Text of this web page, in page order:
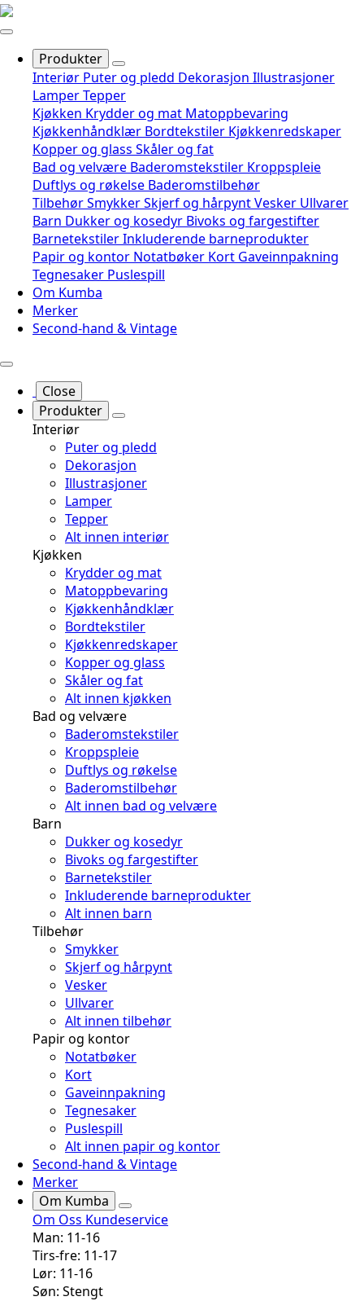
Produkter
Interiør Puter og pledd Dekorasjon Illustrasjoner
LamperTepper
Kjøkken Krydder og mat Matoppbevaring
Kjøkkenhåndklær Bordtekstiler Kjøkkenredskaper
Kopper og glass Skåler og fat
Bad og velvære Baderomstekstiler Kroppspleie
Duftlys og røkelse Baderomstilbehør
TilbehørSmykkerSkjerf og hårpyntVesker Ullvarer
Barn Dukker og kosedyr Bivoks og fargestifter
BarnetekstilerInkluderende barneprodukter
Papir og kontor Notatbøker Kort Gaveinnpakning
Tegnesaker Puslespill
Om Kumba
Merker
Second-hand & Vintage
Close
Produkter
Interiør
Puter og pledd
Dekorasjon
Illustrasjoner
Lamper
Tepper
Alt innen interiør
Kjøkken
Krydder og mat
Matoppbevaring
Kjøkkenhåndklær
Bordtekstiler
Kjøkkenredskaper
Kopper og glass
Skåler og fat
Alt innen kjøkken
Bad og velvære
Baderomstekstiler
Kroppspleie
Duftlys og røkelse
Baderomstilbehør
Alt innen bad og velvære
Barn
Dukker og kosedyr
Bivoks og fargestifter
Barnetekstiler
Inkluderende barneprodukter
Alt innen barn
Tilbehør
Smykker
Skjerf og hårpynt
Vesker
Ullvarer
Alt innen tilbehør
Papir og kontor
Notatbøker
Kort
Gaveinnpakning
Tegnesaker
Puslespill
Alt innen papir og kontor
Second-hand & Vintage
Merker
Om Kumba
Om Oss Kundeservice
Man: 11-16
Tirs-fre: 11-17
Lør: 11-16
Søn: Stengt